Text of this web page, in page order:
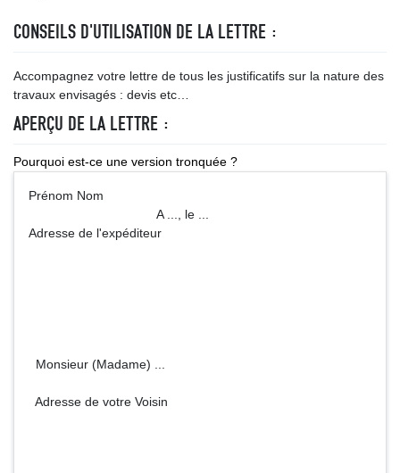
CONSEILS D'UTILISATION DE LA LETTRE :
Accompagnez votre lettre de tous les justificatifs sur la nature des
travaux envisagés : devis etc…
APERÇU DE LA LETTRE :
Pourquoi est-ce une version tronquée ?
Prénom Nom
A ..., le ...
Adresse de l'expéditeur
Monsieur (Madame) ...
Adresse de votre Voisin